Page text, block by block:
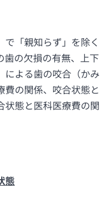
「親知らず」を除く
歯の欠損の有無、上下
による歯の咬合（かみ
費の関係、咬合状態と
状態と医科医療費の関
態